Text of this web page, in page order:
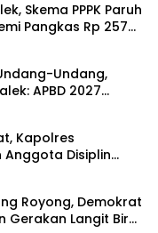
Skema PPPK Paruh
Pangkas Rp 257
Undang,
APBD 2027
Kapolres
Disiplin
Royong, Demokrat
Gerakan Langit Biru